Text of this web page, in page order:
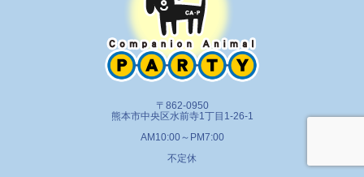
〒862-0950
熊本市中央区水前寺1丁目1-26-1
AM10:00～PM7:00
不定休